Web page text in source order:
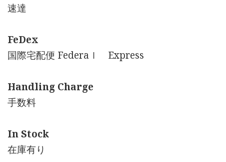
速達
FeDex
国際宅配便 Federaｌ Express
Handling Charge
手数料
In Stock
在庫有り